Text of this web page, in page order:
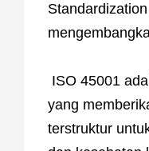
ISO 45001
yang
terstruktur